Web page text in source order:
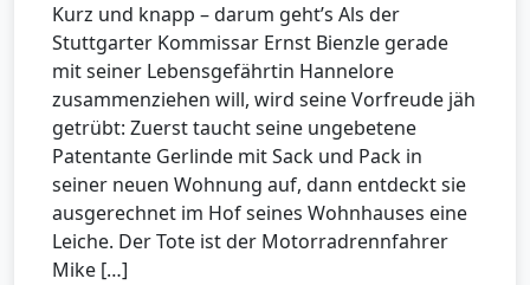
Kurz und knapp – darum geht’s Als der
Stuttgarter Kommissar Ernst Bienzle gerade
mit seiner Lebensgefährtin Hannelore
zusammenziehen will, wird seine Vorfreude jäh
getrübt: Zuerst taucht seine ungebetene
Patentante Gerlinde mit Sack und Pack in
seiner neuen Wohnung auf, dann entdeckt sie
ausgerechnet im Hof seines Wohnhauses eine
Leiche. Der Tote ist der Motorradrennfahrer
Mike […]